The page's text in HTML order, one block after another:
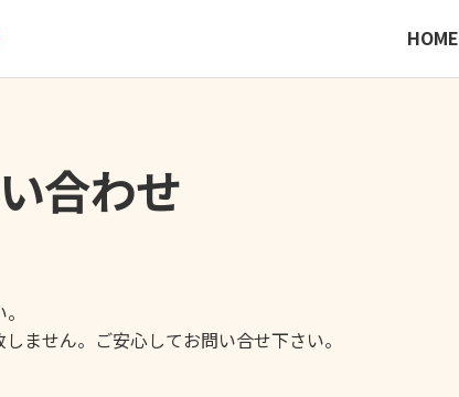
HOME
合わせ
ません。ご安心してお問い合せ下さい。